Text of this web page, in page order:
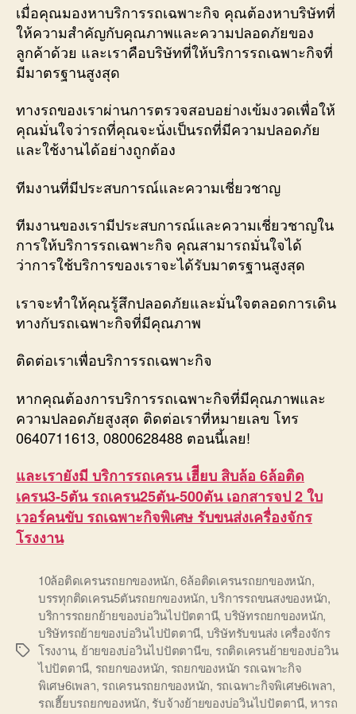
เมื่อคุณมองหาบริการรถเฉพาะกิจ คุณต้องหาบริษัทที่
ให้ความสำคัญกับคุณภาพและความปลอดภัยของ
ลูกค้าด้วย และเราคือบริษัทที่ให้บริการรถเฉพาะกิจที่
มีมาตรฐานสูงสุด
ทางรถของเราผ่านการตรวจสอบอย่างเข้มงวดเพื่อให้
คุณมั่นใจว่ารถที่คุณจะนั่งเป็นรถที่มีความปลอดภัย
และใช้งานได้อย่างถูกต้อง
ทีมงานที่มีประสบการณ์และความเชี่ยวชาญ
ทีมงานของเรามีประสบการณ์และความเชี่ยวชาญใน
การให้บริการรถเฉพาะกิจ คุณสามารถมั่นใจได้
ว่าการใช้บริการของเราจะได้รับมาตรฐานสูงสุด
เราจะทำให้คุณรู้สึกปลอดภัยและมั่นใจตลอดการเดิน
ทางกับรถเฉพาะกิจที่มีคุณภาพ
ติดต่อเราเพื่อบริการรถเฉพาะกิจ
หากคุณต้องการบริการรถเฉพาะกิจที่มีคุณภาพและ
ความปลอดภัยสูงสุด ติดต่อเราที่หมายเลข โทร
0640711613, 0800628488 ตอนนี้เลย!
และเรายังมี บริการรถเครน เฮีียบ สิบล้อ 6ล้อติด
เครน3-5ตัน รถเครน25ตัน-500ตัน เอกสารจป 2 ใบ
เวอร์คนขับ รถเฉพาะกิจพิเศษ รับขนส่งเครื่องจักร
โรงงาน
Tags
10ล้อติดเครนรถยกของหนัก,6ล้อติดเครนรถยกของหนัก,
บรรทุกติดเครน5ตันรถยกของหนัก,บริการรถขนสงของหนัก,
บริการรถยกย้ายของบ่อวินไปปัตตานี, บริษัทรถยกของหนัก,
บริษัทรถย้ายของบ่อวินไปปัตตานี, บริษัทรับขนส่ง เครื่องจักร
โรงงาน, ย้ายของบ่อวินไปปัตตานีฃ, รถติดเครนย้ายของบ่อวิน
ไปปัตตานี, รถยกของหนัก, รถยกของหนัก รถเฉพาะกิจ
พิเศษ6เพลา, รถเครนรถยกของหนัก, รถเฉพาะกิจพิเศษ6เพลา,
รถเฮี๊ยบรถยกของหนัก, รับจ้างย้ายของบ่อวินไปปัตตานี,หารถ